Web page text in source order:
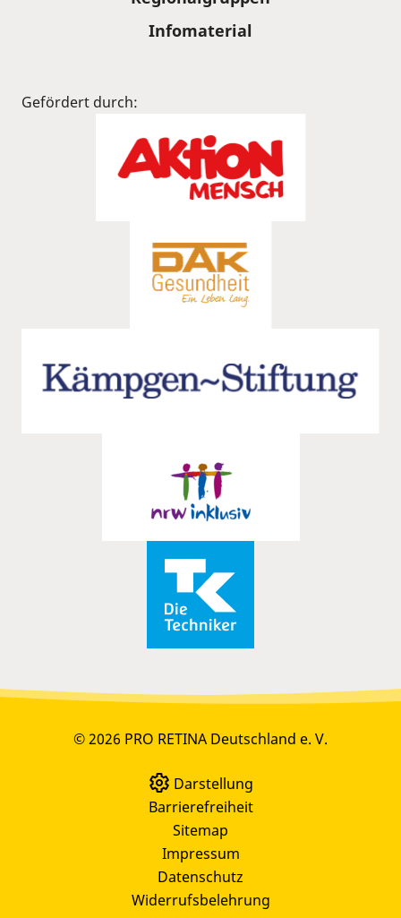
Infomaterial
Gefördert durch:
© 2026 PRO RETINA Deutschland e. V.
Darstellung
Barrierefreiheit
Sitemap
Impressum
Datenschutz
Widerrufsbelehrung